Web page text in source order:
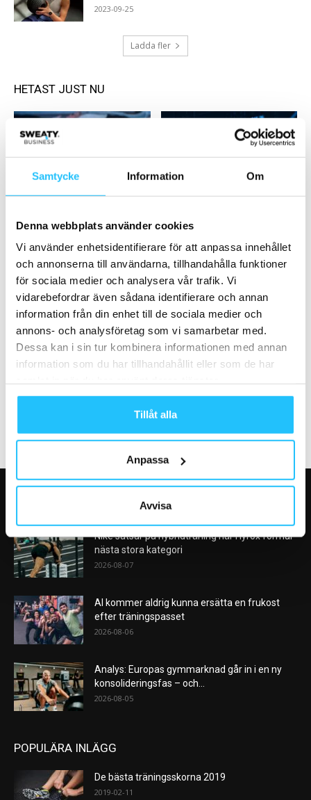
Samtycke Information Om
Denna webbplats använder cookies
Vi använder enhetsidentifierare för att anpassa innehållet
och annonserna till användarna, tillhandahålla funktioner
för sociala medier och analysera vår trafik. Vi
vidarebefordrar även sådana identifierare och annan
information från din enhet till de sociala medier och
annons- och analysföretag som vi samarbetar med.
Dessa kan i sin tur kombinera informationen med annan
information som du har tillhandahållit eller som de har
Tillåt alla
Anpassa
Avvisa
2023-09-25
Ladda fler
HETAST JUST NU
Gruppträning
Bundle: nytt fokus på mental
och fysisk hälsa
Sweaty Business Podcast
snackisar september 2025
Cykling
Virtual Training Cycle från
Digitalt
Ny partner till Sweaty
Nike satsar på hybridträning när Hyrox formar
nästa stora kategori
2026-08-07
AI kommer aldrig kunna ersätta en frukost
efter träningspasset
2026-08-06
Analys: Europas gymmarknad går in i en ny
konsolideringsfas – och...
2026-08-05
POPULÄRA INLÄGG
De bästa träningsskorna 2019
2019-02-11